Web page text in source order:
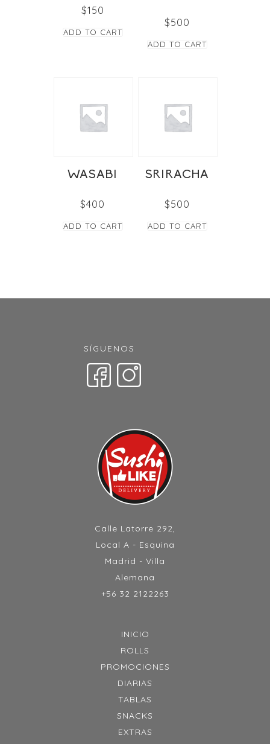
$150
ADD TO CART
$500
ADD TO CART
WASABI
$400
ADD TO CART
SRIRACHA
$500
ADD TO CART
SÍGUENOS
Calle Latorre 292,
Local A - Esquina
Madrid - Villa
Alemana
+56 32 2122263
INICIO
ROLLS
PROMOCIONES
DIARIAS
TABLAS
SNACKS
EXTRAS